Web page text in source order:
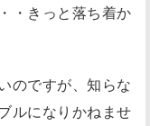
・きっと落ち着か
のですが、知らな
ルになりかねませ